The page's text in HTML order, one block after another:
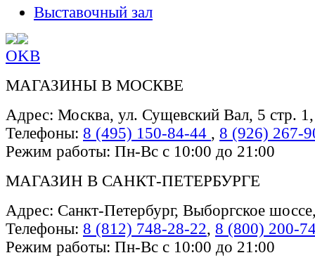
Выставочный зал
OKВ
МАГАЗИНЫ В МОСКВЕ
Адрес: Москва, ул. Сущевский Вал, 5 стр.
Телефоны: 8 (495) 150-84-44 , 8 (926) 267-
Режим работы: Пн-Вс с 10:00 до 21:00
МАГАЗИН В САНКТ-ПЕТЕРБУРГЕ
Адрес: Санкт-Петербург, Выборгское
Телефоны: 8 (812) 748-28-22, 8 (800) 200-
Режим работы: Пн-Вс с 10:00 до 21:00